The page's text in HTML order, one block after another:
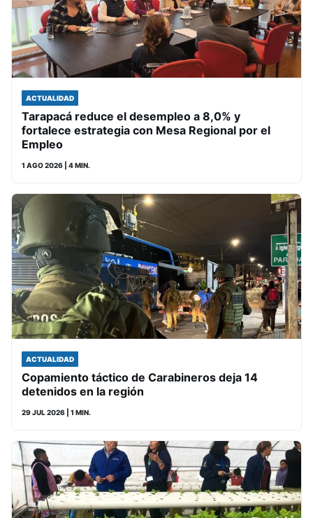
ACTUALIDAD
Tarapacá reduce el desempleo a 8,0% y
fortalece estrategia con Mesa Regional por el
Empleo
1 AGO 2026 | 4 MIN.
ACTUALIDAD
Copamiento táctico de Carabineros deja 14
detenidos en la región
29 JUL 2026 | 1 MIN.